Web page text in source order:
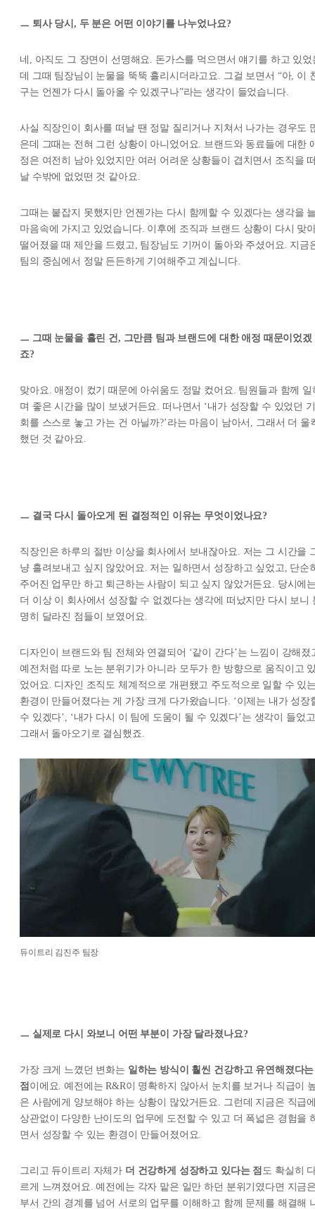
ㅡ 퇴사 당시, 두 분은 어떤 이야기를 나누었나요?
네, 아직도 그 장면이 선명해요. 돈가스를 먹으면서 얘기를 하고 있었
데 그때 팀장님이 눈물을 뚝뚝 흘리시더라고요. 그걸 보면서 “아, 이
구는 언젠가 다시 돌아올 수 있겠구나”라는 생각이 들었습니다.
사실 직장인이 회사를 떠날 땐 정말 질리거나 지쳐서 나가는 경우도
은데 그때는 전혀 그런 상황이 아니었어요. 브랜드와 동료들에 대한
정은 여전히 남아 있었지만 여러 어려운 상황들이 겹치면서 조직을
날 수밖에 없었떤 것 같아요.
그때는 붙잡지 못했지만 언젠가는 다시 함께할 수 있겠다는 생각을
마음속에 가지고 있었습니다. 이후에 조직과 브랜드 상황이 다시 맞
떨어졌을 때 제안을 드렸고, 팀장님도 기꺼이 돌아와 주셨어요. 지금
팀의 중심에서 정말 든든하게 기여해주고 계십니다.
ㅡ 그때 눈물을 흘린 건, 그만큼 팀과 브랜드에 대한 애정 때문이었겠
죠?
맞아요. 애정이 컸기 때문에 아쉬움도 정말 컸어요. 팀원들과 함께 일
며 좋은 시간을 많이 보냈거든요. 떠나면서 ‘내가 성장할 수 있었던 기
회를 스스로 놓고 가는 건 아닐까?’라는 마음이 남아서, 그래서 더 울
했던 것 같아요.
ㅡ 결국 다시 돌아오게 된 결정적인 이유는 무엇이었나요?
직장인은 하루의 절반 이상을 회사에서 보내잖아요. 저는 그 시간을
냥 흘려보내고 싶지 않았어요. 저는 일하면서 성장하고 싶었고, 단순
주어진 업무만 하고 퇴근하는 사람이 되고 싶지 않았거든요. 당시에
더 이상 이 회사에서 성장할 수 없겠다는 생각에 떠났지만 다시 보니
명히 달라진 점들이 보였어요.
디자인이 브랜드와 팀 전체와 연결되어 ‘같이 간다’는 느낌이 강해졌
예전처럼 따로 노는 분위기가 아니라 모두가 한 방향으로 움직이고
었어요. 디자인 조직도 체계적으로 개편됐고 주도적으로 일할 수 있
환경이 만들어졌다는 게 가장 크게 다가왔습니다. ‘이제는 내가 성장
수 있겠다’, ‘내가 다시 이 팀에 도움이 될 수 있겠다’는 생각이 들었
그래서 돌아오기로 결심했죠.
듀이트리 김진주 팀장
ㅡ 실제로 다시 와보니 어떤 부분이 가장 달라졌나요?
가장 크게 느꼈던 변화는 일하는 방식이 훨씬 건강하고 유연해졌다는
점 이에요. 예전에는 R&R이 명확하지 않아서 눈치를 보거나 직급이
은 사람에게 양보해야 하는 상황이 많았거든요. 그런데 지금은 직급
상관없이 다양한 난이도의 업무에 도전할 수 있고 더 폭넓은 경험을
면서 성장할 수 있는 환경이 만들어졌어요.
그리고 듀이트리 자체가 더 건강하게 성장하고 있다는 점 도 확실히
르게 느껴졌어요. 예전에는 각자 맡은 일만 하던 분위기였다면 지금
부서 간의 경계를 넘어 서로의 업무를 이해하고 함께 문제를 해결해